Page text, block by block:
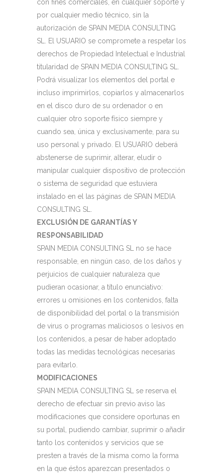
con fines comerciales, en cualquier soporte y
por cualquier medio técnico, sin la
autorización de SPAIN MEDIA CONSULTING
SL. El USUARIO se compromete a respetar los
derechos de Propiedad Intelectual e Industrial
titularidad de SPAIN MEDIA CONSULTING SL.
Podrá visualizar los elementos del portal e
incluso imprimirlos, copiarlos y almacenarlos
en el disco duro de su ordenador o en
cualquier otro soporte físico siempre y
cuando sea, única y exclusivamente, para su
uso personal y privado. El USUARIO deberá
abstenerse de suprimir, alterar, eludir o
manipular cualquier dispositivo de protección
o sistema de seguridad que estuviera
instalado en el las páginas de SPAIN MEDIA
CONSULTING SL.
EXCLUSIÓN DE GARANTÍAS Y
RESPONSABILIDAD
SPAIN MEDIA CONSULTING SL no se hace
responsable, en ningún caso, de los daños y
perjuicios de cualquier naturaleza que
pudieran ocasionar, a título enunciativo:
errores u omisiones en los contenidos, falta
de disponibilidad del portal o la transmisión
de virus o programas maliciosos o lesivos en
los contenidos, a pesar de haber adoptado
todas las medidas tecnológicas necesarias
para evitarlo.
MODIFICACIONES
SPAIN MEDIA CONSULTING SL se reserva el
derecho de efectuar sin previo aviso las
modificaciones que considere oportunas en
su portal, pudiendo cambiar, suprimir o añadir
tanto los contenidos y servicios que se
presten a través de la misma como la forma
en la que éstos aparezcan presentados o